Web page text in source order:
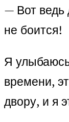
— Вот ведь
не боится!
Я
времени,
двору, и я